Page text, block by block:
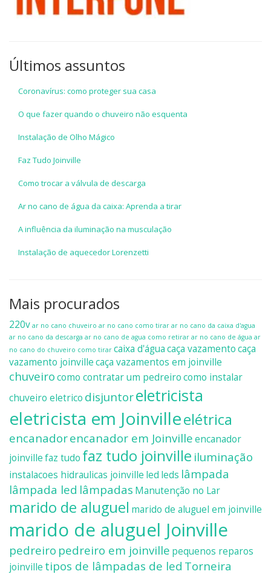
Últimos assuntos
Coronavírus: como proteger sua casa
O que fazer quando o chuveiro não esquenta
Instalação de Olho Mágico
Faz Tudo Joinville
Como trocar a válvula de descarga
Ar no cano de água da caixa: Aprenda a tirar
A influência da iluminação na musculação
Instalação de aquecedor Lorenzetti
Mais procurados
220v ar no cano chuveiro ar no cano como tirar ar no cano da caixa d'agua
ar no cano da descarga ar no cano de agua como retirar ar no cano de água ar
no cano do chuveiro como tirar caixa d'águacaça vazamentocaça
vazamento joinvillecaça vazamentos em joinville
chuveirocomo contratar um pedreirocomo instalar
chuveiro eletrico disjuntoreletricista
eletricista em Joinvilleelétrica
encanadorencanador em Joinvilleencanador
joinvillefaz tudo faz tudo joinville iluminação
instalacoes hidraulicas joinville led leds lâmpada
lâmpada led lâmpadas Manutenção no Lar
marido de aluguel marido de aluguel em joinville
marido de aluguel Joinville
pedreiro pedreiro em joinville pequenos reparos
joinville tipos de lâmpadas de led Torneira